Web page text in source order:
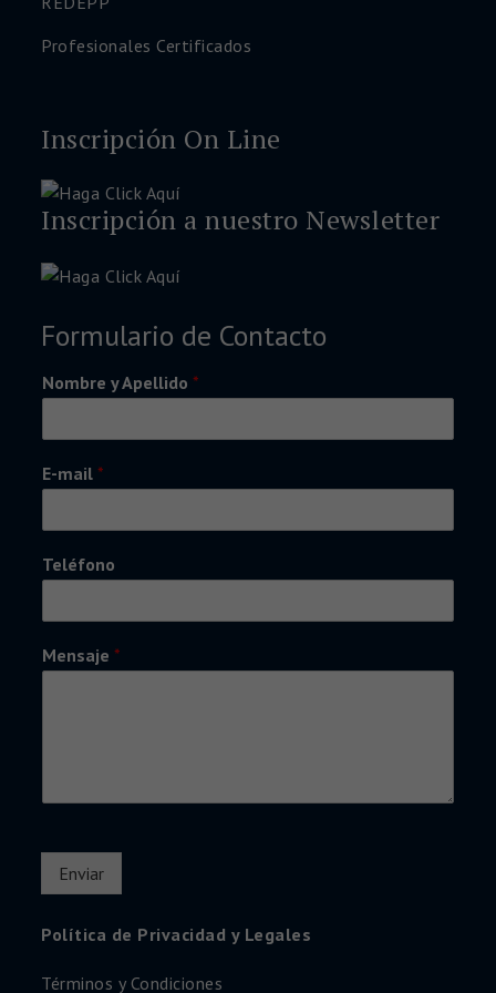
Profesionales Certificados
Inscripción On Line
Inscripción a nuestro Newsletter
Formulario de Contacto
Nombre y Apellido*
E-mail*
Teléfono
Mensaje*
Enviar
Política de Privacidad y Legales
Términos y Condiciones